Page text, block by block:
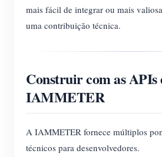
mais fácil de integrar ou mais
uma contribuição técnica.
Construir com as APIs
IAMMETER
A IAMMETER fornece múltiplos
técnicos para desenvolvedores.